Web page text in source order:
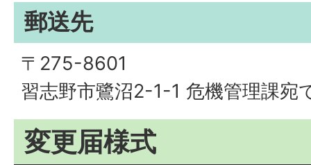
郵送先
〒275-8601
習志野市鷺沼2-1-1 危機管理課宛
変更届様式